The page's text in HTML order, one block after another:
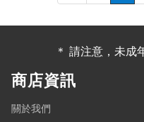
＊ 請注意，未成
商店資訊
關於我們